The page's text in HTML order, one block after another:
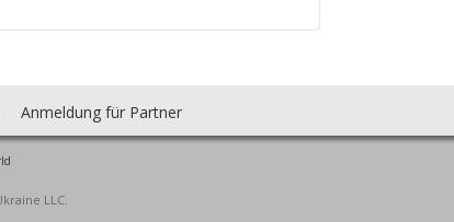
Anmeldung für Partner
LLC.